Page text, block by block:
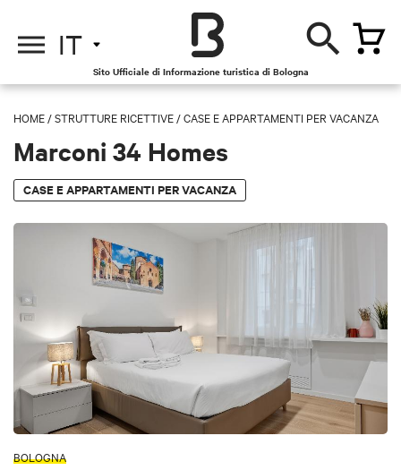
IT
Sito Ufficiale di Informazione turistica di Bologna
HOME /STRUTTURE RICETTIVE /CASE E APPARTAMENTI PER VACANZA
Marconi 34 Homes
CASE E APPARTAMENTI PER VACANZA
BOLOGNA